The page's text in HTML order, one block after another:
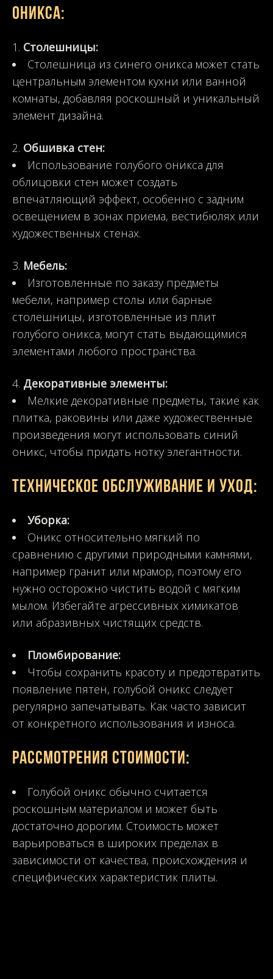
оникса:
Столешницы:
Столешница из синего оникса может стать
центральным элементом кухни или ванной
комнаты, добавляя роскошный и уникальный
элемент дизайна.
Обшивка стен:
Использование голубого оникса для
облицовки стен может создать
впечатляющий эффект, особенно с задним
освещением в зонах приема, вестибюлях или
художественных стенах.
Мебель:
Изготовленные по заказу предметы
мебели, например столы или барные
столешницы, изготовленные из плит
голубого оникса, могут стать выдающимися
элементами любого пространства.
Декоративные элементы:
Мелкие декоративные предметы, такие как
плитка, раковины или даже художественные
произведения могут использовать синий
оникс, чтобы придать нотку элегантности.
Техническое обслуживание и уход:
Уборка:
Оникс относительно мягкий по
сравнению с другими природными камнями,
например гранит или мрамор, поэтому его
нужно осторожно чистить водой с мягким
мылом. Избегайте агрессивных химикатов
или абразивных чистящих средств.
Пломбирование:
Чтобы сохранить красоту и предотвратить
появление пятен, голубой оникс следует
регулярно запечатывать. Как часто зависит
от конкретного использования и износа.
Рассмотрения стоимости:
Голубой оникс обычно считается
роскошным материалом и может быть
достаточно дорогим. Стоимость может
варьироваться в широких пределах в
зависимости от качества, происхождения и
специфических характеристик плиты.